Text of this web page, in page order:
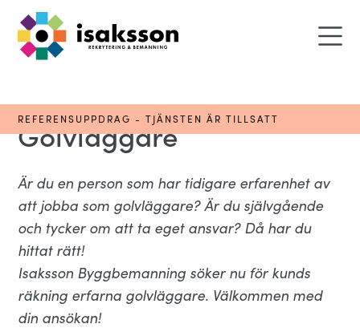
REFERENSUPPDRAG - TJÄNSTEN ÄR TILLSATT
Golvläggare
Är du en person som har tidigare erfarenhet av
att jobba som golvläggare? Är du självgående
och tycker om att ta eget ansvar? Då har du
hittat rätt!
Isaksson Byggbemanning söker nu för kunds
räkning erfarna golvläggare. Välkommen med
din ansökan!